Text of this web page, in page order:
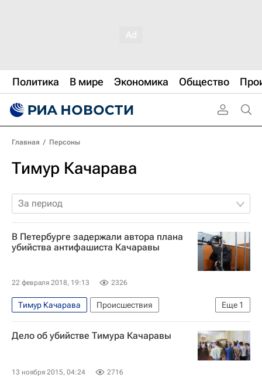
Политика В мире Экономика Общество
Главная / Персоны
Тимур Качарава
За период
В Петербурге задержали автора плана
убийства антифашиста Качаравы
22 февраля 2018, 19:13 2326
Еще 1
Тимур Качарава
Происшествия
Санкт-Петербург
Дело об убийстве Тимура Качаравы
13 ноября 2015, 04:24 2716